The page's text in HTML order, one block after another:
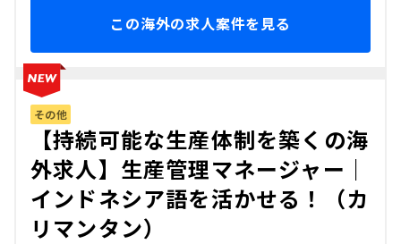
この海外の求人案件を見る
その他
【持続可能な生産体制を築くの海
外求人】生産管理マネージャー｜
インドネシア語を活かせる！（カ
リマンタン）